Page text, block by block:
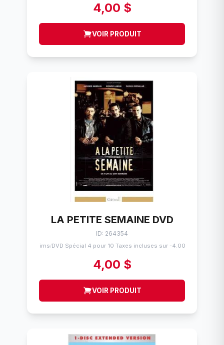
4,00 $
VOIR PRODUIT
LA PETITE SEMAINE DVD
ID: 264354
Flims/DVD Spécial 4 pour 10 Taxes incluses sur -4.00$
4,00 $
VOIR PRODUIT